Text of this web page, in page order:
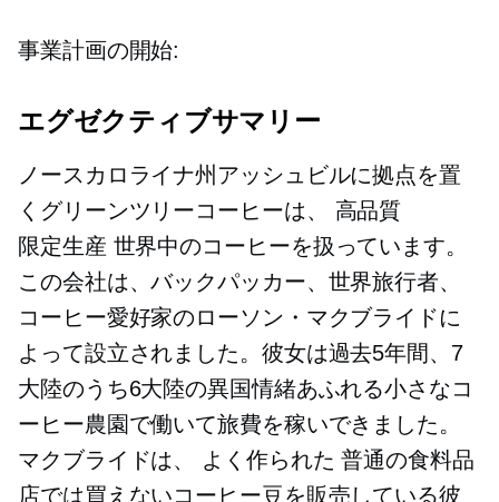
事業計画の開始:
エグゼクティブサマリー
ノースカロライナ州アッシュビルに拠点を置
くグリーンツリーコーヒーは、 高品質
限定生産 世界中のコーヒーを扱っています。
この会社は、バックパッカー、世界旅行者、
コーヒー愛好家のローソン・マクブライドに
よって設立されました。彼女は過去5年間、7
大陸のうち6大陸の異国情緒あふれる小さなコ
ーヒー農園で働いて旅費を稼いできました。
マクブライドは、 よく作られた 普通の食料品
店では買えないコーヒー豆を販売している彼